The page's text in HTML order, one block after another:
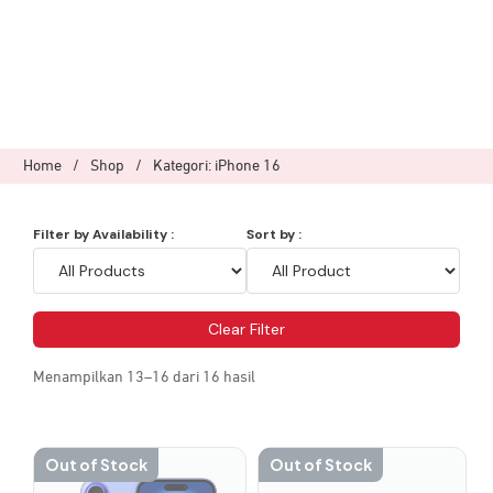
Home / Shop / Kategori: iPhone 16
Filter by Availability : Sort by :
Clear Filter
Menampilkan 13–16 dari 16 hasil
Out of Stock
Produk
Out of Stock
Produk